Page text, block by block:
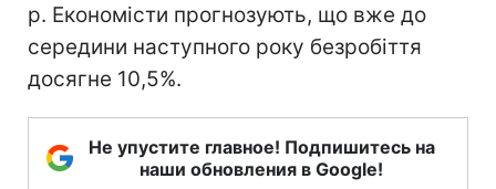
р. Економісти прогнозують, що вже до
середини наступного року безробіття
досягне 10,5%.
Не упустите главное! Подпишитесь на
наши обновления в Google!